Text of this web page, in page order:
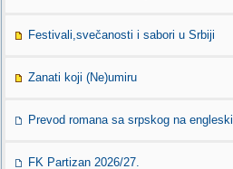
Festivali,svečanosti i sabori u Srbiji
Zanati koji (Ne)umiru
Prevod romana sa srpskog na engleski
FK Partizan 2026/27.